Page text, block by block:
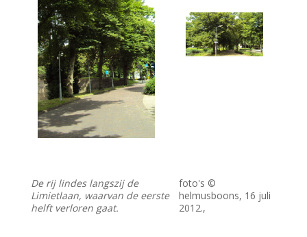
De rij lindes langszij de
Limietlaan, waarvan de eerste
helft verloren gaat.
foto's ©
helmusboons, 16 juli
2012.,